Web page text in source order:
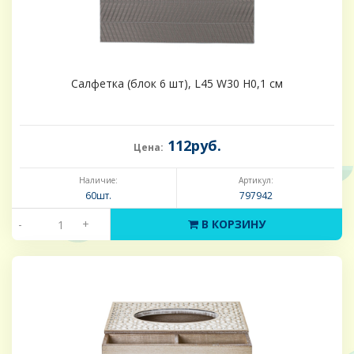
Салфетка (блок 6 шт), L45 W30 H0,1 см
Цена: 112руб.
Наличие:
60шт.
Артикул:
797942
- + В КОРЗИНУ